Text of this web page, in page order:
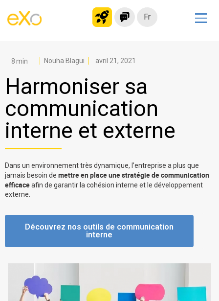
Fr
Intranet moderne
Plateforme collaborative
Réseau social
Hub de connaissances
Portail d’applications
Migrer vers eXo Platform
La Plateforme
Pourquoi eXo
Internationalisation
Mobile
No code
Nouha Blagui avril 21, 2021
Harmoniser sa
communication
interne et externe
Dans un environnement très dynamique, l’entreprise a plus que
jamais besoin de mettre en place une stratégie de communication
efficaceafin de garantir la cohésion interne et le développement
externe.
Découvrez nos outils de communication
interne